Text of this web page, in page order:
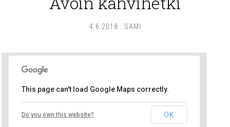
4.6.2018 : SAMI
Lounais-Suomen – SYLI ry
Maariankatu 8 D 104 - Turku
This page can't load Google Maps correctly.
Do you own this website? OK